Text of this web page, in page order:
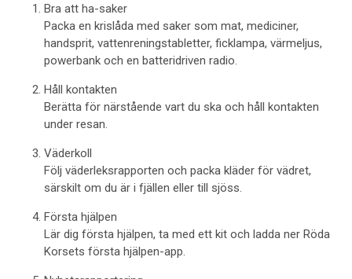
Bra att ha-saker
Packa en krislåda med saker som mat, mediciner,
handsprit, vattenreningstabletter, ficklampa, värmeljus,
powerbank och en batteridriven radio.
Håll kontakten
Berätta för närstående vart du ska och håll kontakten
under resan.
Väderkoll
Följ väderleksrapporten och packa kläder för vädret,
särskilt om du är i fjällen eller till sjöss.
Första hjälpen
Lär dig första hjälpen, ta med ett kit och ladda ner Röda
Korsets första hjälpen-app.